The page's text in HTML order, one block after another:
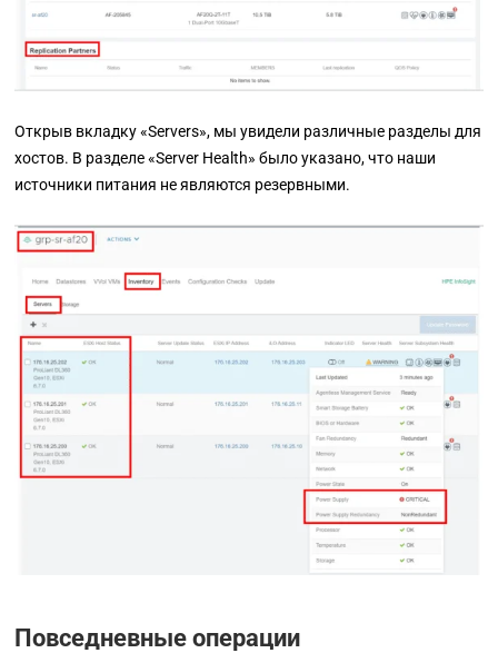
Открыв вкладку«Servers», мы увидели различные разделы для
хостов. В разделе «Server Health»было указано, что наши
источники питания не являются резервными.
Повседневные операции